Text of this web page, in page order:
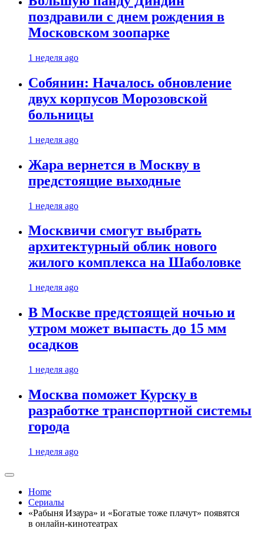
поздравили с днем рождения в
Московском зоопарке
1 неделя ago
Собянин: Началось обновление
двух корпусов Морозовской
больницы
1 неделя ago
Жара вернется в Москву в
предстоящие выходные
1 неделя ago
Москвичи смогут выбрать
архитектурный облик нового
жилого комплекса на Шаболовке
1 неделя ago
В Москве предстоящей ночью и
утром может выпасть до 15 мм
осадков
1 неделя ago
Москва поможет Курску в
разработке транспортной системы
города
1 неделя ago
Home
Сериалы
«Рабыня Изаура» и «Богатые тоже плачут» появятся
в онлайн-кинотеатрах